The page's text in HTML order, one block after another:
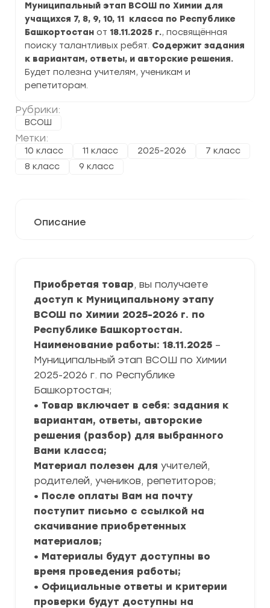
Муниципальный этап ВСОШ по Химии для
учащихся 7, 8, 9, 10, 11 класса по Республике
Башкортостан от 18.11.2025 г., посвящённая
поиску талантливых ребят. Содержит задания
к вариантам, ответы, и авторские решения.
Будет полезна учителям, ученикам и
репетиторам.
Рубрики:
ВСОШ
Метки:
10 класс 11 класс 2025-2026
7 класс
8 класс
9 класс
2025-
2026
г.
по
Республике
Башкортостан
Описание
Приобретая товар, вы получаете
доступ к Муниципальному этапу
ВСОШ по Химии 2025-2026 г. по
Республике Башкортостан.
Наименование работы: 18.11.2025 –
Муниципальный этап ВСОШ по Химии
2025-2026 г. по Республике
Башкортостан;
• Товар включает в себя: задания к
вариантам, ответы, авторские
решения (разбор) для выбранного
Вами класса;
Материал полезен для учителей,
родителей, учеников, репетиторов;
• После оплаты Вам на почту
поступит письмо с ссылкой на
скачивание приобретенных
материалов;
• Материалы будут доступны во
время проведения работы;
• Официальные ответы и критерии
проверки будут доступны на